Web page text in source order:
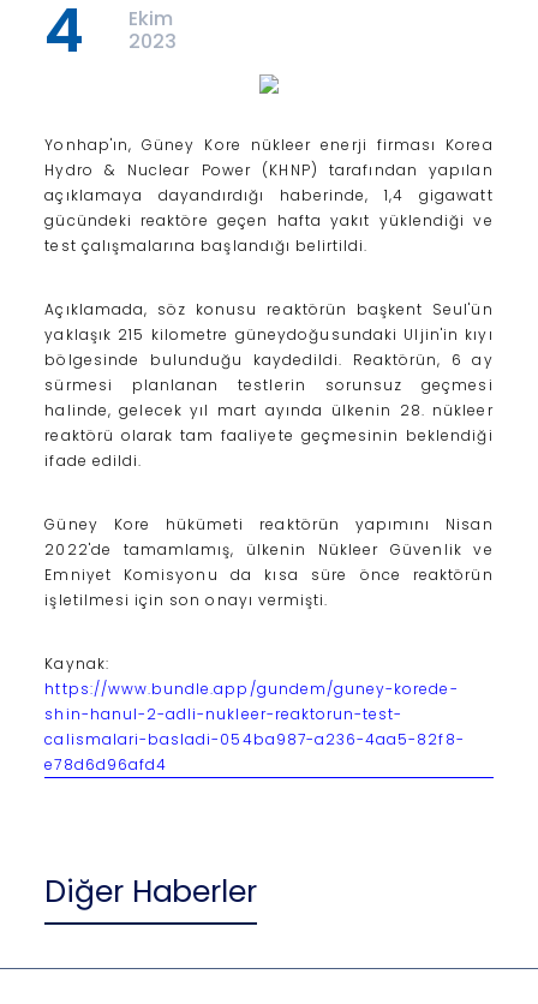
4
Ekim
2023
Yonhap'ın, Güney Kore nükleer enerji firması Korea
Hydro & Nuclear Power (KHNP) tarafından yapılan
açıklamaya dayandırdığı haberinde, 1,4 gigawatt
gücündeki reaktöre geçen hafta yakıt yüklendiği ve
test çalışmalarına başlandığı belirtildi.
Açıklamada, söz konusu reaktörün başkent Seul'ün
yaklaşık 215 kilometre güneydoğusundaki Uljin'in kıyı
bölgesinde bulunduğu kaydedildi. Reaktörün, 6 ay
sürmesi planlanan testlerin sorunsuz geçmesi
halinde, gelecek yıl mart ayında ülkenin 28. nükleer
reaktörü olarak tam faaliyete geçmesinin beklendiği
ifade edildi.
Güney Kore hükümeti reaktörün yapımını Nisan
2022'de tamamlamış, ülkenin Nükleer Güvenlik ve
Emniyet Komisyonu da kısa süre önce reaktörün
işletilmesi için son onayı vermişti.
Kaynak:
https://www.bundle.app/gundem/guney-korede-
shin-hanul-2-adli-nukleer-reaktorun-test-
calismalari-basladi-054ba987-a236-4aa5-82f8-
e78d6d96afd4
Diğer Haberler